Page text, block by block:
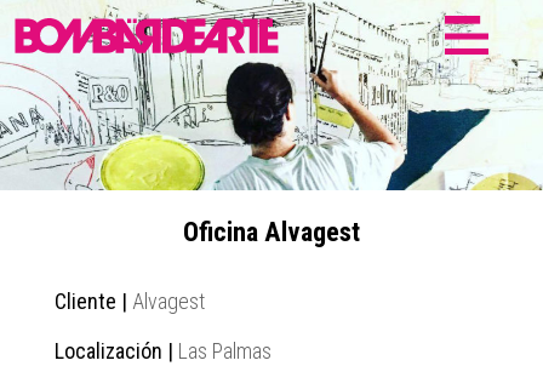
Oficina Alvagest
Cliente | Alvagest
Localización | Las Palmas